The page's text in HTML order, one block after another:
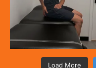
Load More